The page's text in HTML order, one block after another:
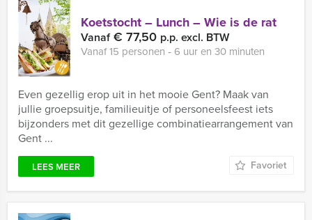
Koetstocht – Lunch – Wie is de rat
Vanaf€ 77,50 p.p. excl. BTW
Vanaf 15 personen ‐ 6 uur en 30 minuten
Even gezellig erop uit in het mooie Gent? Maak van
jullie groepsuitje, familieuitje of personeelsfeest iets
bijzonders met dit gezellige combinatiearrangement van
Gent ...
LEES MEER Favoriet